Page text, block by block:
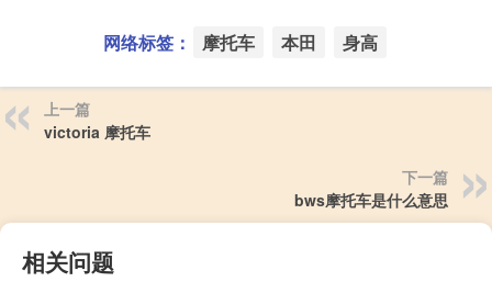
网络标签： 摩托车 本田 身高
上一篇
victoria 摩托车
下一篇
bws摩托车是什么意思
相关问题